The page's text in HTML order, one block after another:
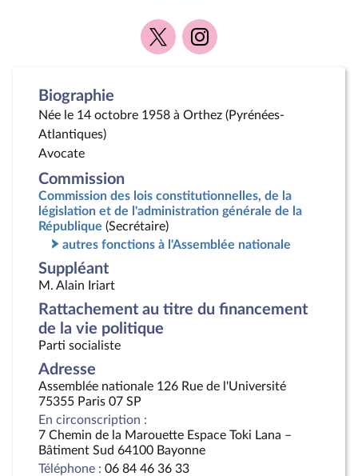
Voir
la
Voir
la
Biographie
Née le 14 octobre 1958 à Orthez (Pyrénées-
Atlantiques)
Avocate
Commission
Commission des lois constitutionnelles, de la
législation et de l'administration générale de la
République (Secrétaire)
autres fonctions à l'Assemblée nationale
Suppléant
M. Alain Iriart
Rattachement au titre du financement
de la vie politique
Parti socialiste
Adresse
Assemblée nationale 126 Rue de l'Université
75355 Paris 07 SP
En circonscription :
7 Chemin de la Marouette Espace Toki Lana –
Bâtiment Sud 64100 Bayonne
Téléphone : 06 84 46 36 33